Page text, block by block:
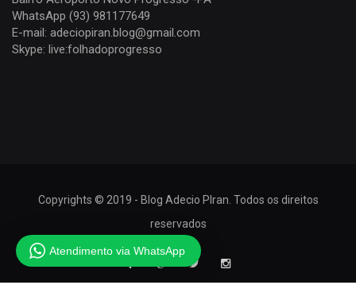
WhatsApp (93) 981177649
E-mail: adeciopiran.blog@gmail.com
Skype: live:folhadoprogresso
Copyrights © 2019 - Blog Adecio PIran. Todos os direitos
reservados
Atendimento via WhatsApp